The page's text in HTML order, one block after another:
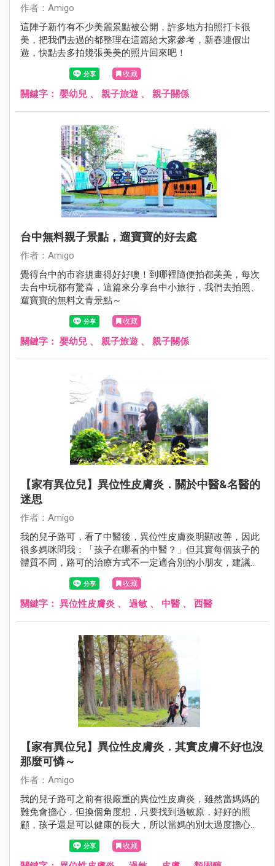
作者：Amigo
這陣子新竹有不少美麗景點被公開，許多地方拍照打卡很
美，把我們去過的都整理在這篇給大家參考，新春連假出
遊，快點去多拍幾張美美的照片回來吧！
收藏
關鍵字： 嬰幼兒 、 親子旅遊 、 親子關係
台中無料親子景點，遛寶寶的好去處
作者：Amigo
覺得台中的市容規畫得好好噢！到哪裡隨便拍都美美，每次
去台中玩都有驚喜，這篇來分享台中小旅行，我們去拍照、
遛寶寶的無料文青景點～
收藏
關鍵字： 嬰幼兒 、 親子旅遊 、 親子關係
【家有異位兒】異位性皮膚炎．關於中醫&名醫的
迷思
作者：Amigo
我的兒子路可，看了中醫後，異位性皮膚炎明顯改善，因此
很多媽咪問我：「孩子在哪看的中醫？」但其實每個孩子的
體質不同，路可的治療方式不一定適合別的小朋友，建議家
長還是要請醫生診斷，才能做出最好的醫療處置喔！
收藏
關鍵字： 異位性皮膚炎 、 過敏 、 中醫 、 西醫
【家有異位兒】異位性皮膚炎．其實皮膚不好也沒
那麼可憐～
作者：Amigo
我的兒子路可之前有很嚴重的異位性皮膚炎，雖然當媽媽的
難免會擔心，但換個角度想，只要找到過敏原，好好的照
顧，孩子還是可以健康的長大，所以當媽的別太過度擔心
收藏